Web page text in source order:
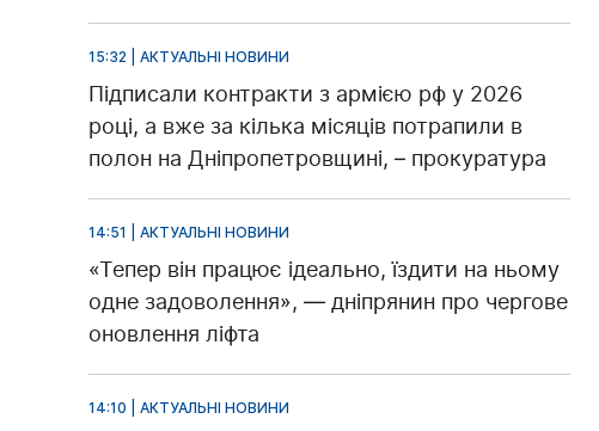
15:32 | АКТУАЛЬНІ НОВИНИ
Підписали контракти з армією рф у 2026
році, а вже за кілька місяців потрапили в
полон на Дніпропетровщині, – прокуратура
14:51 | АКТУАЛЬНІ НОВИНИ
«Тепер він працює ідеально, їздити на ньому
одне задоволення», — дніпрянин про чергове
оновлення ліфта
14:10 | АКТУАЛЬНІ НОВИНИ